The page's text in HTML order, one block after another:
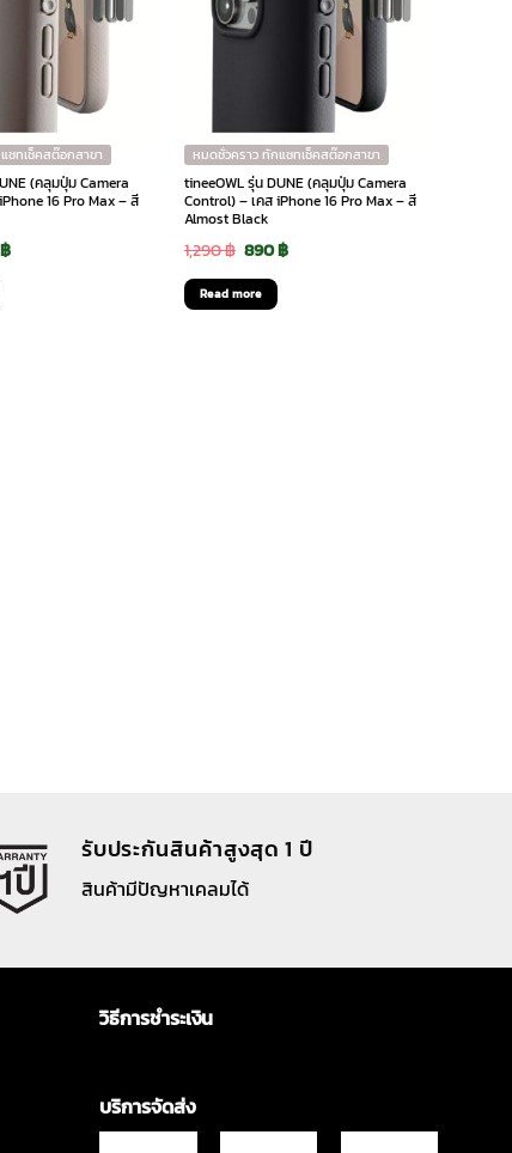
ชทเช็คสต๊อกสาขา
(คลุมปุ่ม Camera
16 Pro Max – สี
฿Current
หมดชั่วคราว ทักแชทเช็คสต๊อกสาขา
tineeOWL รุ่น DUNE (คลุมปุ่ม Camera
Control) – เคส iPhone 16 Pro Max – สี
Almost Black
1,290฿ Original
price
was:
890฿Current
Read more
รับประกันสินค้าสูงสุด 1 ปี
สินค้ามีปัญหาเคลมได้
วิธีการชำระเงิน
บริการจัดส่ง